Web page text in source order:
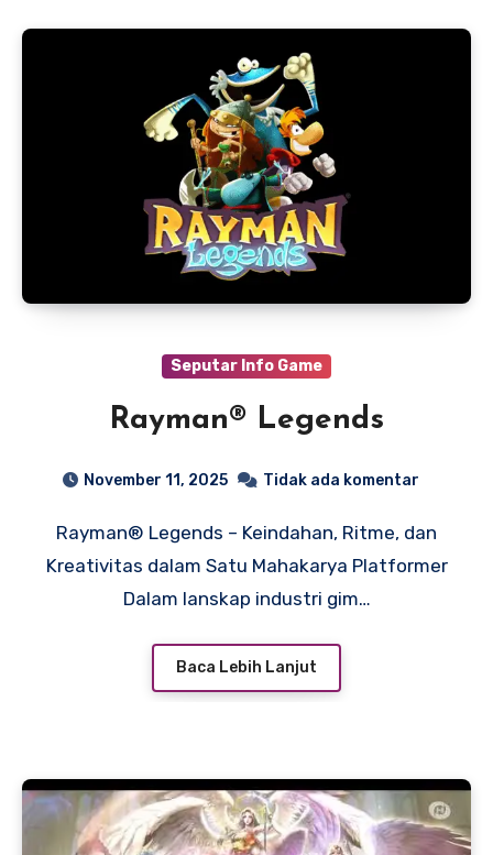
Seputar Info Game
Rayman® Legends
November 11, 2025 Tidak ada komentar
Rayman® Legends – Keindahan, Ritme, dan
Kreativitas dalam Satu Mahakarya Platformer
Dalam lanskap industri gim…
Baca Lebih Lanjut